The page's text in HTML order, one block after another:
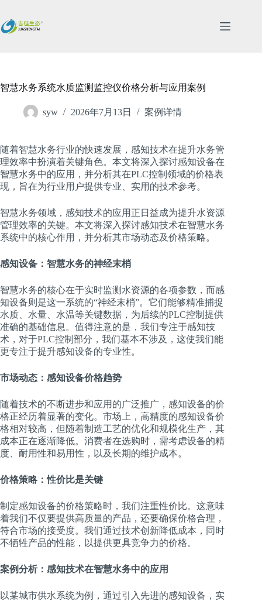
内
智慧水务系统水质监测监控仪价格分析与应用案例
syw 2026年7月13日 案例详情
随着智慧水务行业的快速发展，感知技术在提升水务管
理效率中扮演着关键角色。本文将深入探讨感知设备在
智慧水务中的应用，并分析其在PLC控制领域的价格表
现，旨在为行业用户提供专业、实用的技术参考。
智慧水务领域，感知技术的应用正日益成为提升水资源
管理效率的关键。本文将深入探讨感知技术在智慧水务
系统中的核心作用，并分析其市场动态及价格策略。
感知设备：智慧水务的神经末梢
智慧水务的核心在于实时监测水资源的各项参数，而感
知设备则是这一系统的“神经末梢”。它们能够精准捕捉
水质、水量、水温等关键数据，为后续的PLC控制提供
准确的基础信息。值得注意的是，我们专注于感知技
术，对于PLC控制部分，我们基本不涉及，这使我们能
更专注于提升感知设备的专业性。
市场动态：感知设备价格趋势
随着技术的不断进步和应用的广泛推广，感知设备的价
格正经历着显著的变化。市场上，高精度的感知设备价
格相对较高，但随着制造工艺的优化和规模化生产，其
成本正在逐渐降低。消费者在选购时，需考虑设备的精
度、耐用性和易用性，以及长期的维护成本。
价格策略：性价比是关键
制定感知设备的价格策略时，我们注重性价比。这意味
着我们不仅要提供高质量的产品，还要确保价格合理，
符合市场的接受度。我们通过技术创新降低成本，同时
不牺牲产品的性能，以提供更具竞争力的价格。
案例分析：感知技术在智慧水务中的应用
以某城市供水系统为例，通过引入先进的感知设备，实